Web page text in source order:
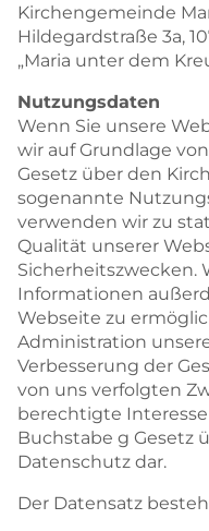
Kirchengemeinde
Hildegardstraße 3a,
„Maria unter dem
Nutzungsdaten
Wenn Sie unsere
wir auf Grundlage
Gesetz über den
sogenannte
verwenden wir zu
Qualität unserer
Sicherheitszwecken.
Informationen
Webseite zu
Administration
Verbesserung der
von uns verfolgten
berechtigte Interesse
Buchstabe g Gesetz
Datenschutz dar.
Der Datensatz